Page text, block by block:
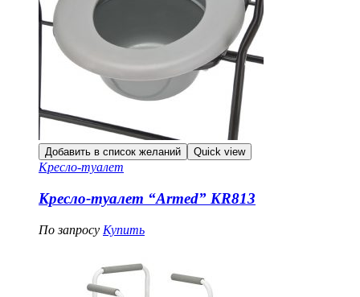
Добавить в список желаний Quick view
Кресло-туалет
Кресло-туалет “Armed” KR813
По запросу Купить